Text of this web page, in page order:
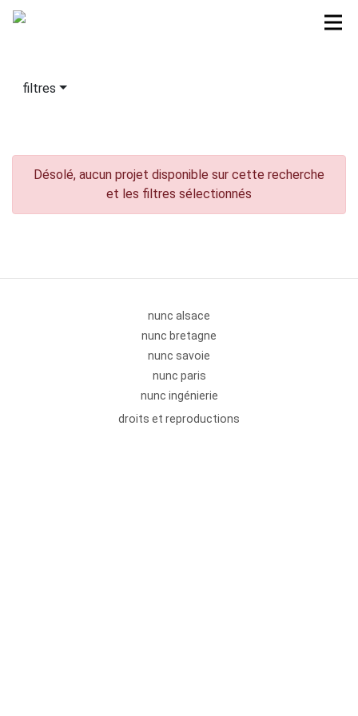
filtres
Désolé, aucun projet disponible sur cette recherche
et les filtres sélectionnés
nunc alsace
nunc bretagne
nunc savoie
nunc paris
nunc ingénierie
droits et reproductions